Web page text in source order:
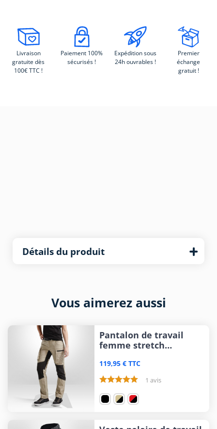
Livraison
gratuite dès
100€ TTC !
Paiement 100%
sécurisés !
Expédition sous
24h ouvrables !
Premier
échange
gratuit !
Détails du produit
Vous aimerez aussi
Pantalon de travail
femme stretch
119,95 € TTC
1 avis